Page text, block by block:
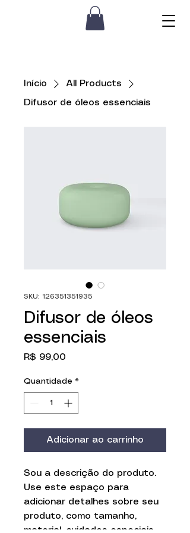
Início All Products
Difusor de óleos essenciais
SKU: 126351351935
Difusor de óleos
essenciais
R$ 99,00
Quantidade *
Adicionar ao carrinho
Sou a descrição do produto.
Use este espaço para
adicionar detalhes sobre seu
produto, como tamanho,
material, cuidados especiais,